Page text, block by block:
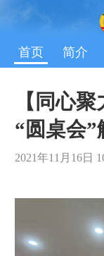
首页 简介
【同心
“圆桌会”
2021年11月16日